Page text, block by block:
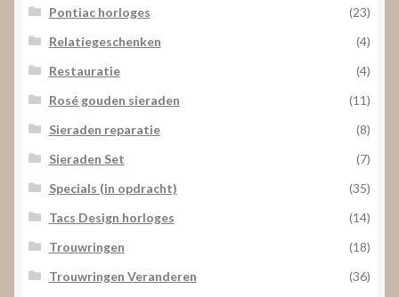
Pontiac horloges
(23)
Relatiegeschenken
(4)
Restauratie
(4)
Rosé gouden sieraden
(11)
Sieraden reparatie
(8)
Sieraden Set
(7)
Specials (in opdracht)
(35)
Tacs Design horloges
(14)
Trouwringen
(18)
Trouwringen Veranderen
(36)